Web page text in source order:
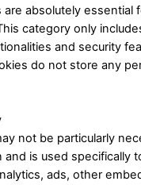
are absolutely essential
category only
and security
do not store any
not be particularly
is used specifically
ads, other